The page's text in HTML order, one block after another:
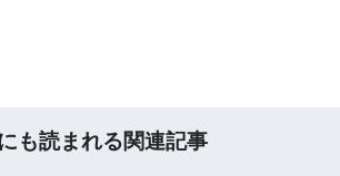
も読まれる関連記事